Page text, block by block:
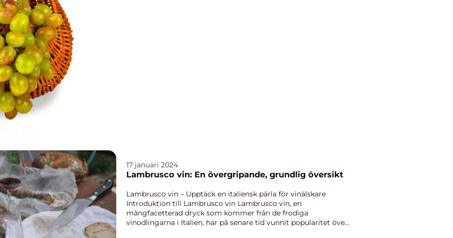
17 januari 2024
Lambrusco vin: En övergripande, grundlig översikt
Lambrusco vin – Upptäck en italiensk pärla för vinälskare
Introduktion till Lambrusco vin Lambrusco vin, en
mångfacetterad dryck som kommer från de frodiga
vinodlingarna i Italien, har på senare tid vunnit popularitet över